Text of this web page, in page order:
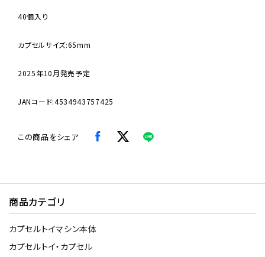
40個入り
カプセルサイズ:65mm
2025年10月発売予定
JANコード:4534943757425
この商品をシェア
商品カテゴリ
カプセルトイマシン本体
カプセルトイ・カプセル